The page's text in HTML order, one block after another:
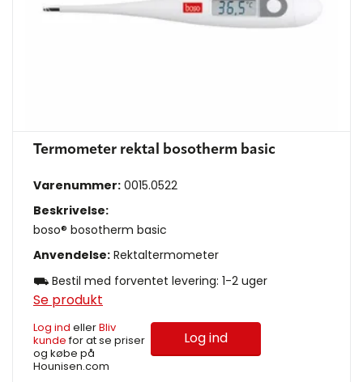
Termometer rektal bosotherm basic
Varenummer: 0015.0522
Beskrivelse:
boso® bosotherm basic
Anvendelse: Rektaltermometer
⛟ Bestil med forventet levering: 1-2 uger
Se produkt
Log ind ellerBliv
kundefor at se priser
og købe på
Hounisen.com
Log ind